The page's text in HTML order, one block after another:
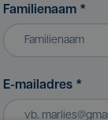
Familienaam *
E-mailadres *